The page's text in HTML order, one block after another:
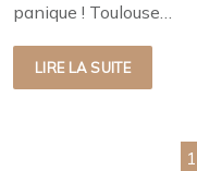
panique ! Toulouse…
LIRE LA SUITE
1